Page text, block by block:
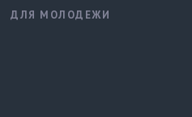
ДЛЯ МОЛОДЕЖИ